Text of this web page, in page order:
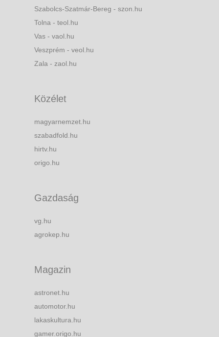
Szabolcs-Szatmár-Bereg - szon.hu
Tolna - teol.hu
Vas - vaol.hu
Veszprém - veol.hu
Zala - zaol.hu
Közélet
magyarnemzet.hu
szabadfold.hu
hirtv.hu
origo.hu
Gazdaság
vg.hu
agrokep.hu
Magazin
astronet.hu
automotor.hu
lakaskultura.hu
gamer.origo.hu